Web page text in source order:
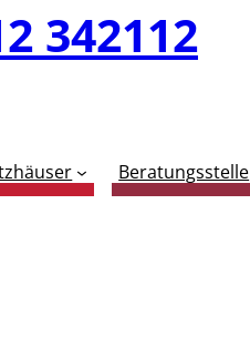
342112
Beratungsstelle